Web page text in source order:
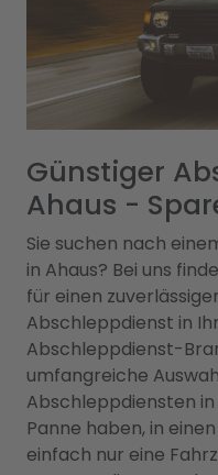
Günstiger
Ahaus -
Sie suchen nach
in Ahaus? Bei uns
für einen
Abschleppdienst in
Abschleppdienst-
umfangreiche
Abschleppdiensten in
Panne haben, in
einfach nur eine